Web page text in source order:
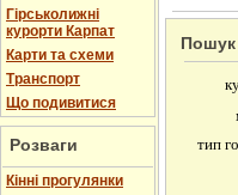
Гірськолижні
курорти Карпат
Карти та схеми
Транспорт
Що подивитися
Розваги
Кінні прогулянки
Пошук